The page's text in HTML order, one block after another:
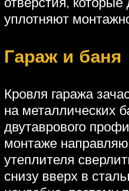
уплотняют
Гараж и баня
Кровля гаража
на металлических
двутаврового
монтаже
утеплителя
снизу вверх в